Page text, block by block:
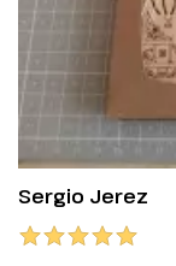
Sergio Jerez